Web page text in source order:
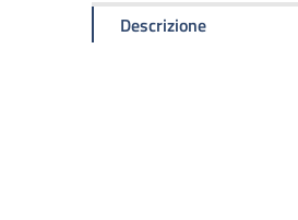
Descrizionedella